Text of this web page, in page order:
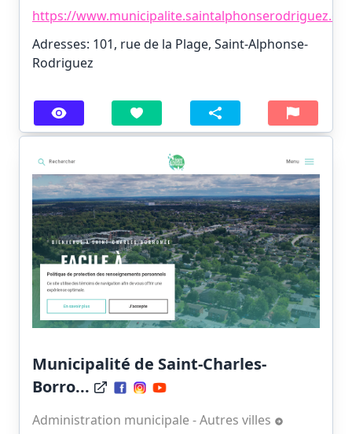
https://
Adresses: 101, rue de la Plage, Saint-Alphonse-
Rodriguez
Municipalité de Saint-Charles-
Borro...
Administration municipale - Autres villes